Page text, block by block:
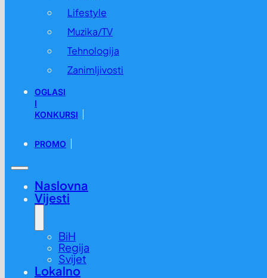
Lifestyle
Muzika/TV
Tehnologija
Zanimljivosti
OGLASI
I
KONKURSI
PROMO
Naslovna
Vijesti
BiH
Regija
Svijet
Lokalno